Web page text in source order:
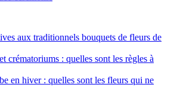
aux traditionnels bouquets de fleurs de
crématoriums : quelles sont les règles à
en hiver : quelles sont les fleurs qui ne